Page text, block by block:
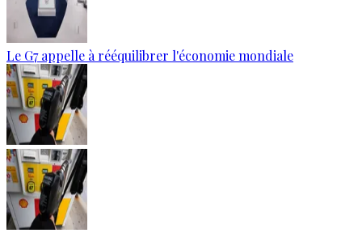
Le G7 appelle à rééquilibrer l'économie mondiale